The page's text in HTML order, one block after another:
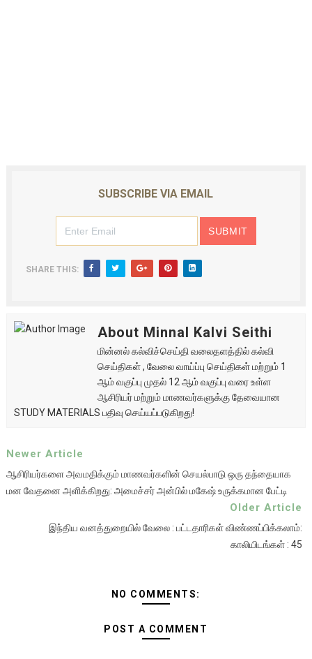
SUBSCRIBE VIA EMAIL
SHARE THIS:
About Minnal Kalvi Seithi
மின்னல் கல்விச்செய்தி வலைதளத்தில் கல்வி
செய்திகள் , வேலை வாய்ப்பு செய்திகள் மற்றும் 1
ஆம் வகுப்பு முதல் 12 ஆம் வகுப்பு வரை உள்ள
ஆசிரியர் மற்றும் மாணவர்களுக்கு தேவையான
STUDY MATERIALS பதிவு செய்யப்படுகிறது!
Newer Article
ஆசிரியர்களை அவமதிக்கும் மாணவர்களின் செயல்பாடு ஒரு தந்தையாக
மன வேதனை அளிக்கிறது: அமைச்சர் அன்பில் மகேஷ் உருக்கமான பேட்டி
Older Article
இந்திய வனத்துறையில் வேலை : பட்டதாரிகள் விண்ணப்பிக்கலாம்:
காலியிடங்கள் : 45
NO COMMENTS:
POST A COMMENT